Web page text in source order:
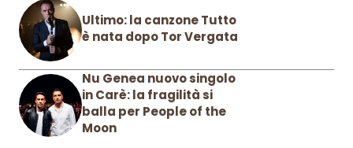
Ultimo: la canzone Tutto
è nata dopo Tor Vergata
Nu Genea nuovo singolo
in Carè: la fragilità si
balla per People of the
Moon